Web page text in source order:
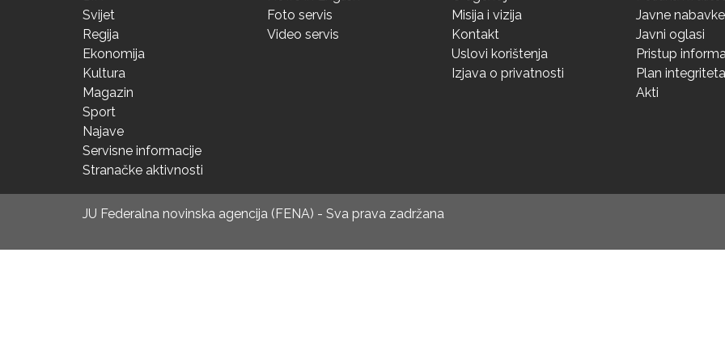
Svijet
Regija
Ekonomija
Kultura
Magazin
Sport
Najave
Servisne informacije
Stranačke aktivnosti
Foto servis
Video servis
Misija i vizija
Kontakt
Uslovi korištenja
Izjava o privatnosti
Javne nabavke
Javni oglasi
Pristup
Plan integriteta
Akti
JU Federalna novinska agencija (FENA) - Sva prava zadržana